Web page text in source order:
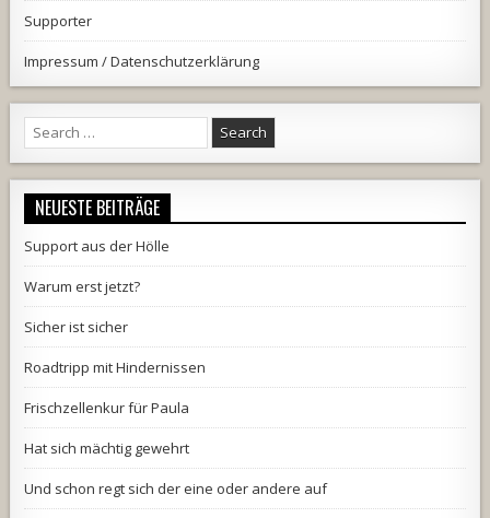
Supporter
Impressum / Datenschutzerklärung
Search
for:
NEUESTE BEITRÄGE
Support aus der Hölle
Warum erst jetzt?
Sicher ist sicher
Roadtripp mit Hindernissen
Frischzellenkur für Paula
Hat sich mächtig gewehrt
Und schon regt sich der eine oder andere auf